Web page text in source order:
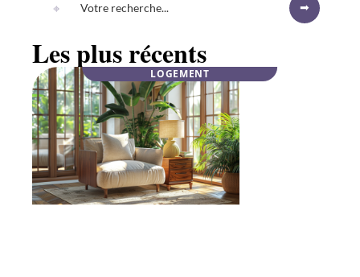
Les plus récents
LOGEMENT